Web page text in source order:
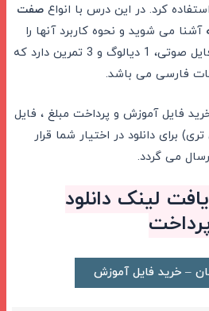
استفاده کرد. در این درس با انواع صفت
آشنا می شوید و نحوه کاربرد آنها را
یاد می گیرید. این درس 4 فایل صوتی، 1 دیالوگ و 3 تمرین دارد که
فارسی می باشد.
فایل آموزش و پرداخت مبلغ ، فایل
برای دانلود در اختیار شما قرار
می گردد.
لینک دانلود